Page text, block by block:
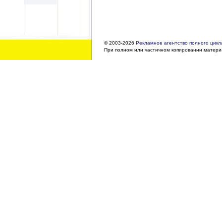
© 2003-2026 Рекламное агентство полного
При полном или частичном копировании